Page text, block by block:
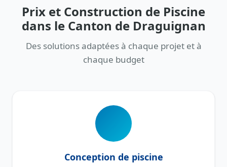
Prix et Construction de Piscine
dans le Canton de Draguignan
Des solutions adaptées à chaque projet et à
chaque budget
Conception de piscine